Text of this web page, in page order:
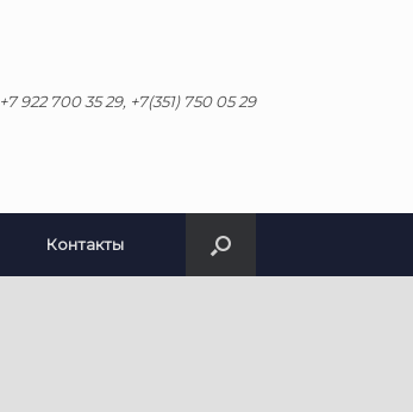
+7 922 700 35 29, +7(351) 750 05 29
Контакты